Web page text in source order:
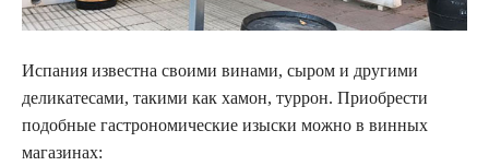
Испания известна своими винами, сыром и другими
деликатесами, такими как хамон, туррон. Приобрести
подобные гастрономические изыски можно в винных
магазинах: